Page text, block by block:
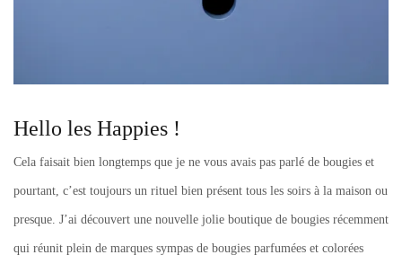
Hello les Happies !
Cela faisait bien longtemps que je ne vous avais pas parlé de bougies et
pourtant, c’est toujours un rituel bien présent tous les soirs à la maison ou
presque. J’ai découvert une nouvelle jolie boutique de bougies récemment
qui réunit plein de marques sympas de bougies parfumées et colorées